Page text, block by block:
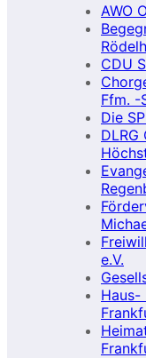
AWO
CDU
Ffm. -
Die
e.V.
Haus-